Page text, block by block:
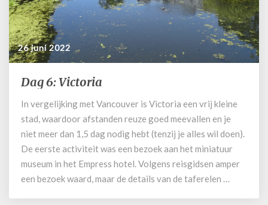
26 juni 2022
Dag
Victoria
Dag 6: Victoria
In vergelijking met Vancouver is Victoria een vrij kleine
stad, waardoor afstanden reuze goed meevallen en je
niet meer dan 1,5 dag nodig hebt (tenzij je alles wil doen).
De eerste activiteit was een bezoek aan het miniatuur
museum in het Empress hotel. Volgens reisgidsen amper
een bezoek waard, maar de details van de taferelen …